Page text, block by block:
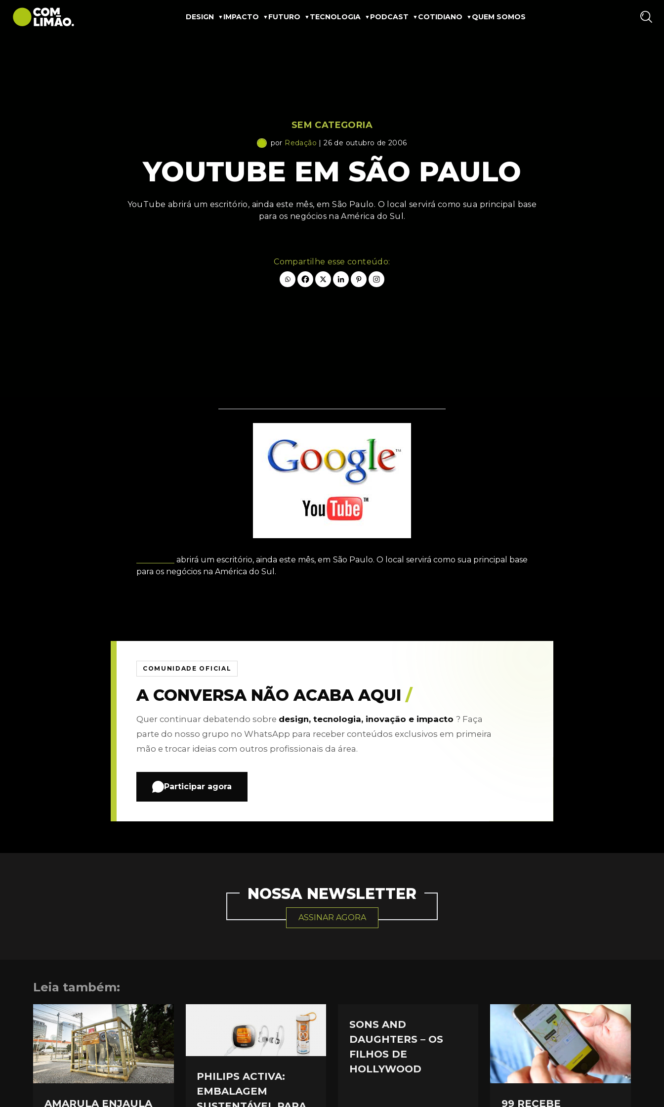
DESIGN IMPACTO FUTURO TECNOLOGIA PODCAST COTIDIANO QUEM SOMOS
SEM CATEGORIA
por Redação | 26 de outubro de 2006
YOUTUBE EM SÃO PAULO
YouTube abrirá um escritório, ainda este mês, em São Paulo. O local servirá como sua principal base
para os negócios na América do Sul.
Compartilhe esse conteúdo:
abrirá um escritório, ainda este mês, em São Paulo. O local servirá como sua principal base
para os negócios na América do Sul.
COMUNIDADE OFICIAL
A CONVERSA NÃO ACABA AQUI /
Quer continuar debatendo sobre design, tecnologia, inovação e impacto ? Faça
parte do nosso grupo no WhatsApp para receber conteúdos exclusivos em primeira
mão e trocar ideias com outros profissionais da área.
Participar agora
NOSSA NEWSLETTER
ASSINAR AGORA
Leia também:
AMARULA ENJAULA
PHILIPS ACTIVA:
EMBALAGEM
SONS AND
DAUGHTERS – OS
FILHOS DE
HOLLYWOOD
99 RECEBE